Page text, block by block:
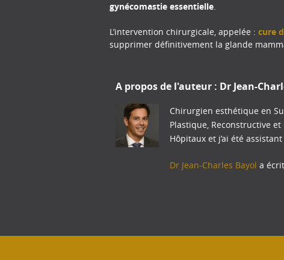
gynécomastie essentielle.
L’intervention chirurgicale, appelée : cure
supprimer définitivement la glande
A propos de l'auteur : Dr Jean-
Chirurgien esthétique en
Plastique, Reconstructive
Hôpitaux et j’ai été
Dr Jean-Charles Bayol a